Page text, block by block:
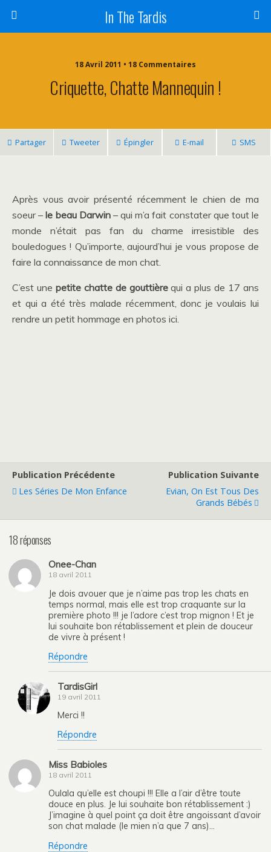
In The Tardis
18 Avril 2011 • 18 Commentaires
Criquette, Chatte Mannequin !
Partager Tweeter Épingler E-mail SMS
Après vous avoir présenté récemment le chien de ma
soeur –le beau Darwin– qui m’a fait constater que tout le
monde n’était pas fan du charme irresistible des
bouledogues ! Qu’importe, aujourd’hui je vous propose de
faire la connaissance de mon chat.
C’est une petite chatte de gouttièrequi a plus de 17 ans
et qui a été très malade récemment, donc je voulais lui
rendre un petit hommage en photos ici.
Publication Précédente
Les Séries De Mon Enfance
Publication Suivante
Evian, On Est Tous Des
Grands Bébés
18 réponses
Onee-Chan
18 avril 2011
Je dois avouer que je n’aime pas trop les chats en
temps normal, mais elle est trop craquante sur la
première photo !!! je l’adore c’est trop mignon ! Et je
lui souhaite bon rétablissement et plein de douceur
de vivre à présent !
Répondre
TardisGirl
19 avril 2011
Merci !!
Répondre
Miss Babioles
18 avril 2011
Oulala qu’elle est choupi !!! Elle a l’air d’être toute
douce en plus. Je lui souhaite bon rétablissement :)
J’imagine à quel point ça doit être angoissant d’avoir
son chat malade (le mien n’a que 7 ans)…
Répondre